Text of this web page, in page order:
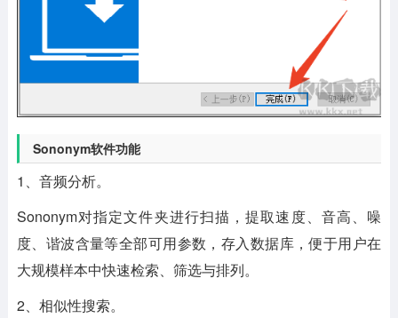
Sononym软件功能
1、音频分析。
Sononym对指定文件夹进行扫描，提取速度、音高、噪
度、谐波含量等全部可用参数，存入数据库，便于用户在
大规模样本中快速检索、筛选与排列。
2、相似性搜索。